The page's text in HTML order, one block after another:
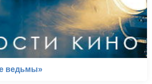
ведьмы»